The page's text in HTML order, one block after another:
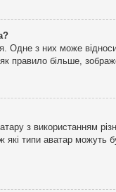
з них може
більше,
з використанням
типи аватар